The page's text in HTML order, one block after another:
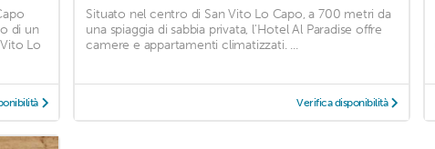
di un
Lo
Situato nel centro di San Vito Lo Capo, a 700 metri da
una spiaggia di sabbia privata, l'Hotel Al Paradise offre
camere e appartamenti climatizzati. ...
Verifica disponibilità